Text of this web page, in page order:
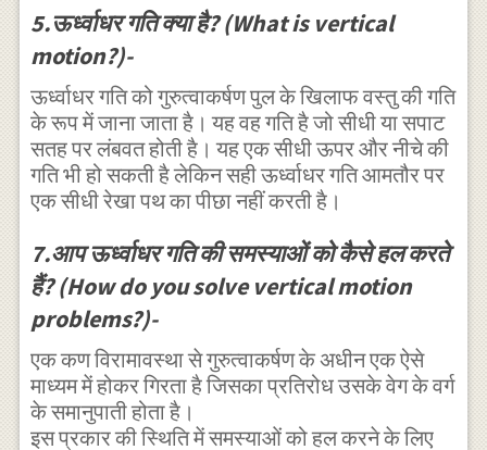
}{ \left( 1-
\frac { k }{
g } { v }_{ 1
}^{ 2 }
\right) } \\
\Rightarrow
(1+\frac { k
}{ g } { v
}_{ 0 }^{ 2
})(1-\frac {
k }{ g } { v
}_{ 1 }^{ 2
})=1\\
\Rightarrow
5.ऊर्ध्वाधर गति क्या है? (What is vertical
motion?)-
ऊर्ध्वाधर गति को गुरुत्वाकर्षण पुल के खिलाफ वस्तु की गति
के रूप में जाना जाता है। यह वह गति है जो सीधी या सपाट
सतह पर लंबवत होती है। यह एक सीधी ऊपर और नीचे की
गति भी हो सकती है लेकिन सही ऊर्ध्वाधर गति आमतौर पर
एक सीधी रेखा पथ का पीछा नहीं करती है।
7.आप ऊर्ध्वाधर गति की समस्याओं को कैसे हल करते
हैं? (How do you solve vertical motion
problems?)-
एक कण विरामावस्था से गुरुत्वाकर्षण के अधीन एक ऐसे
माध्यम में होकर गिरता है जिसका प्रतिरोध उसके वेग के वर्ग
के समानुपाती होता है।
इस प्रकार की स्थिति में समस्याओं को हल करने के लिए